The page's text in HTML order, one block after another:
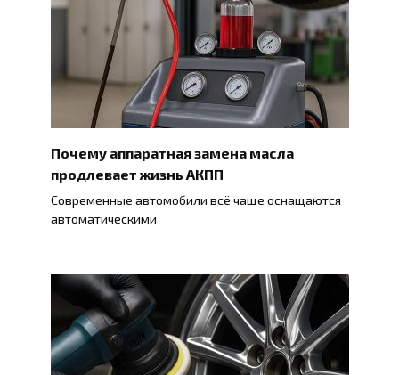
Почему аппаратная замена масла
продлевает жизнь АКПП
Современные автомобили всё чаще оснащаются
автоматическими